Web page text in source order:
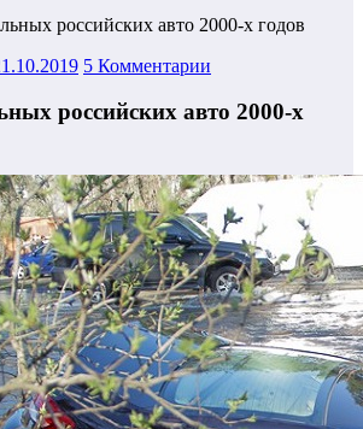
российских авто 2000-х годов
5 Комментарии
российских авто 2000-х